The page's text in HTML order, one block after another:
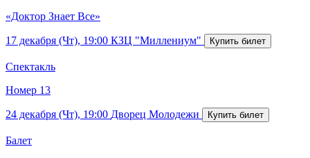
«Доктор Знает Все»
17 декабря (Чт), 19:00 КЗЦ "Миллениум"
Спектакль
Номер 13
24 декабря (Чт), 19:00 Дворец Молодежи
Балет